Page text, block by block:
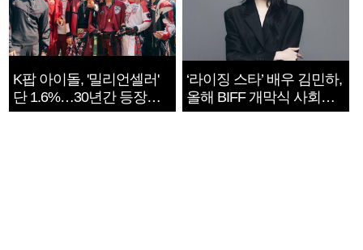
K팝 아이돌, '밀리언셀러'
단 1.6%…30년간 등장
1182개팀 전수조사
‘라이징 스타’ 배우 김민하,
올해 BIFF 개막식 사회자
확정